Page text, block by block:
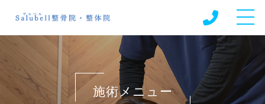
ホーム
美容整体師くたにだ先生について
施術メニュー
施術メニュー